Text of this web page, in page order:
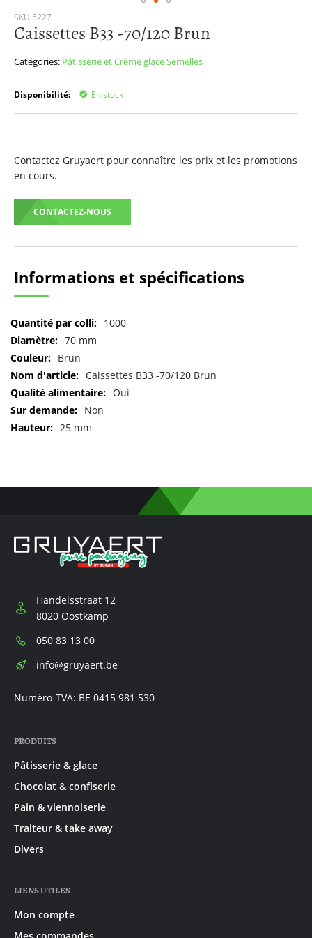
SKU 5227
Caissettes B33 -70/120 Brun
Catégories: Pâtisserie et Crème glaceSemelles
Disponibilité: En stock
Contactez Gruyaert pour connaître les prix et les promotions
en cours.
CONTACTEZ-NOUS
Passer
au
de
d’images
Informations et spécifications
Pour
plus
1000
70 mm
Brun
Caissettes B33 -70/120 Brun
Oui
Non
25 mm
Handelsstraat 12
8020 Oostkamp
Téléphone:
050 83 13 00
E-
info@gruyaert.be
Numéro-TVA: BE 0415 981 530
PRODUITS
Pâtisserie & glace
Chocolat & confiserie
Pain & viennoiserie
Traiteur & take away
Divers
LIENS UTILES
Mon compte